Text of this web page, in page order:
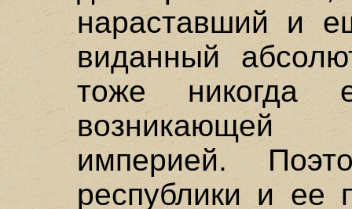
нараставший и
виданный
тоже
возникающей
империей.
республики и ее